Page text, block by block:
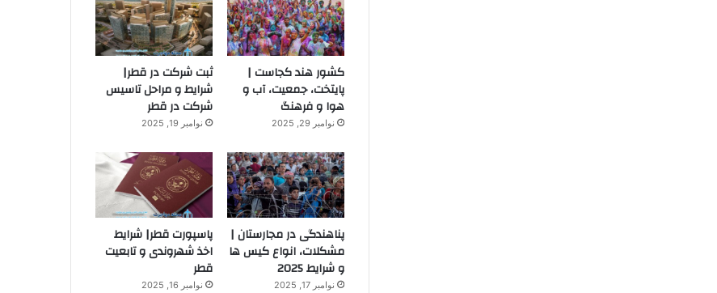
کشور هند کجاست |
پایتخت، جمعیت، آب و
هوا و فرهنگ
نوامبر 29, 2025
ثبت شرکت در قطر|
شرایط و مراحل تاسیس
شرکت در قطر
نوامبر 19, 2025
پناهندگی در مجارستان |
مشکلات، انواع کیس ها
و شرایط 2025
نوامبر 17, 2025
پاسپورت قطر| شرایط
اخذ شهروندی و تابعیت
قطر
نوامبر 16, 2025